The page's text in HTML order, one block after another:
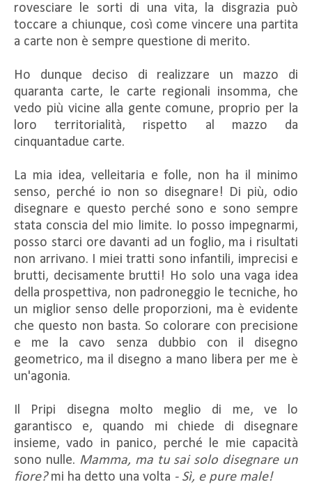
rovesciare le sorti di una vita, la disgrazia può
toccare a chiunque, così come vincere una partita
a carte non è sempre questione di merito.
Ho dunque deciso di realizzare un mazzo di
quaranta carte, le carte regionali insomma, che
vedo più vicine alla gente comune, proprio per la
loro territorialità, rispetto al mazzo da
cinquantadue carte.
La mia idea, velleitaria e folle, non ha il minimo
senso, perché io non so disegnare! Di più, odio
disegnare e questo perché sono e sono sempre
stata conscia del mio limite. Io posso impegnarmi,
posso starci ore davanti ad un foglio, ma i risultati
non arrivano. I miei tratti sono infantili, imprecisi e
brutti, decisamente brutti! Ho solo una vaga idea
della prospettiva, non padroneggio le tecniche, ho
un miglior senso delle proporzioni, ma è evidente
che questo non basta. So colorare con precisione
e me la cavo senza dubbio con il disegno
geometrico, ma il disegno a mano libera per me è
un'agonia.
Il Pripi disegna molto meglio di me, ve lo
garantisco e, quando mi chiede di disegnare
insieme, vado in panico, perché le mie capacità
sono nulle. Mamma, ma tu sai solo disegnare un
fiore? mi ha detto una volta - Sì, e pure male!